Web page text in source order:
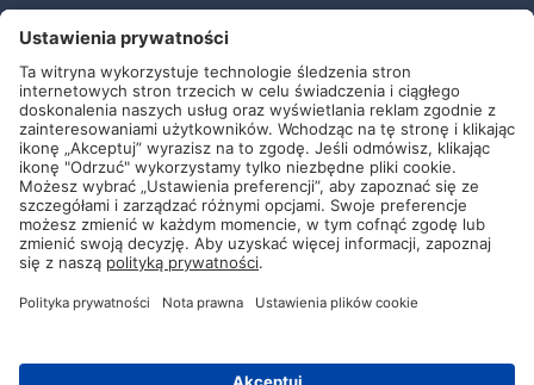
Kontakt
Newsletter
Ogólne warunki i dostawy
Wytyczne i zobowiązania
Media społecznościowe